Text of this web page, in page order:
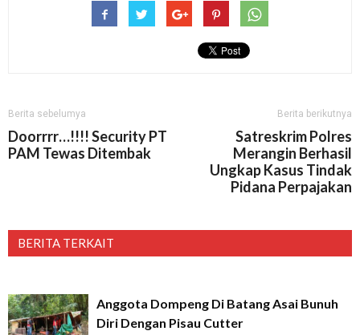
Berita sebelumya
Doorrrr…!!!! Security PT
PAM Tewas Ditembak
Berita berikutnya
Satreskrim Polres
Merangin Berhasil
Ungkap Kasus Tindak
Pidana Perpajakan
BERITA TERKAIT
Anggota Dompeng Di Batang Asai Bunuh
Diri Dengan Pisau Cutter